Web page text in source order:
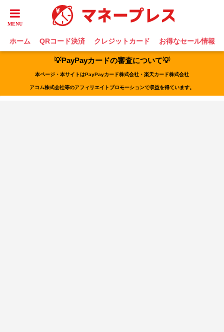
ホーム QRコード決済 クレジットカード お得なセール情報
💡PayPayカードの審査について💡
本ページ・本サイトはPayPayカード株式会社・楽天カード株式会社
アコム株式会社等のアフィリエイトプロモーションで収益を得ています。